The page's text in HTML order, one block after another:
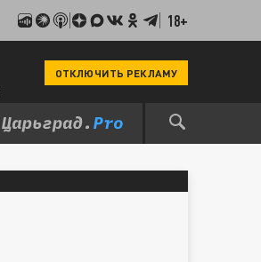
18+
ОТКЛЮЧИТЬ РЕКЛАМУ